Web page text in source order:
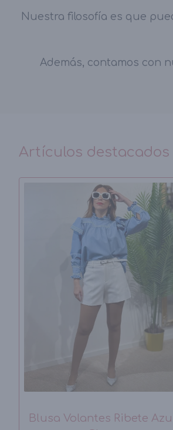
Nuestra filosofía es que
Además, contamos con
Artículos destacados
Blusa Volantes Ribete